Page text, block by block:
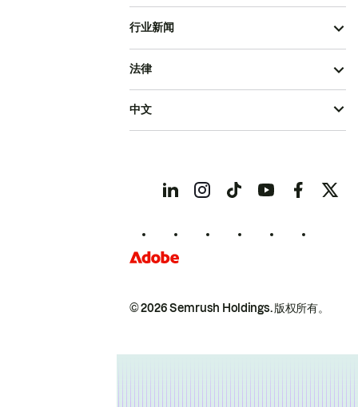
行业新闻
© 2026 Semrush Holdings.版权所有。
法律
中文